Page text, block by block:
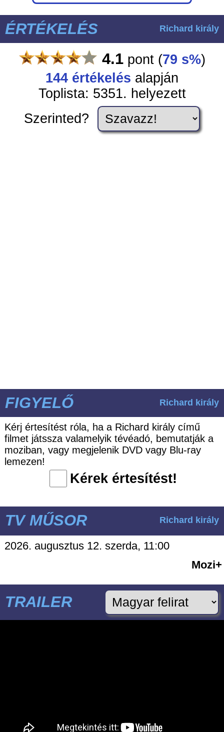
ÉRTÉKELÉS Richard király
4.1pont (79 s%)
144 értékelés alapján
Toplista: 5351. helyezett
Szerinted?
FIGYELŐ Richard király
Kérj értesítést róla, ha a Richard király című
filmet játssza valamelyik tévéadó, bemutatják a
moziban, vagy megjelenik DVD vagy Blu-ray
lemezen!
Kérek értesítést!
TV MŰSOR Richard király
2026. augusztus 12. szerda, 11:00
Mozi+
TRAILER